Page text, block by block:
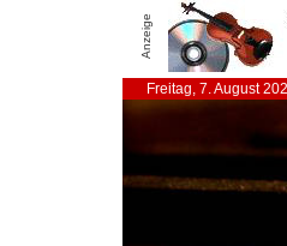
Anzeige
Freitag, 7. August